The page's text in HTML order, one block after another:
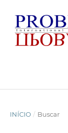
INÍCIO / Buscar